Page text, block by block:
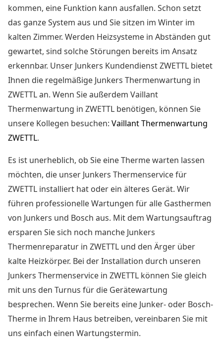
kommen, eine Funktion kann ausfallen. Schon setzt
das ganze System aus und Sie sitzen im Winter im
kalten Zimmer. Werden Heizsysteme in Abständen gut
gewartet, sind solche Störungen bereits im Ansatz
erkennbar. Unser Junkers Kundendienst ZWETTL bietet
Ihnen die regelmäßige Junkers Thermenwartung in
ZWETTLan. Wenn Sie außerdem Vaillant
Thermenwartung in ZWETTL benötigen, können Sie
unsere Kollegen besuchen: Vaillant Thermenwartung
ZWETTL.
Es ist unerheblich, ob Sie eine Therme warten lassen
möchten, die unser Junkers Thermenservice für
ZWETTL installiert hat oder ein älteres Gerät. Wir
führen professionelle Wartungen für alle Gasthermen
von Junkers und Bosch aus. Mit dem Wartungsauftrag
ersparen Sie sich noch manche Junkers
Thermenreparatur in ZWETTL und den Ärger über
kalte Heizkörper. Bei der Installation durch unseren
Junkers Thermenservice in ZWETTL können Sie gleich
mit uns den Turnus für die Gerätewartung
besprechen. Wenn Sie bereits eine Junker- oder Bosch-
Therme in Ihrem Haus betreiben, vereinbaren Sie mit
uns einfach einen Wartungstermin.